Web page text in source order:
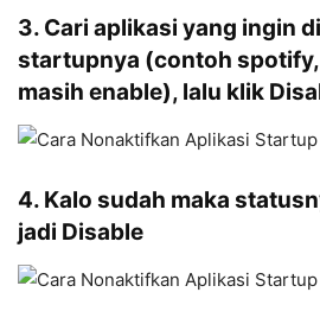
3. Cari aplikasi yang ingin
startupnya (contoh spotify
masih enable), lalu klik
4. Kalo sudah maka
jadi Disable